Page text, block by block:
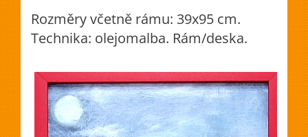
Rozměry včetně rámu: 39x95 cm.
Technika: olejomalba. Rám/deska.